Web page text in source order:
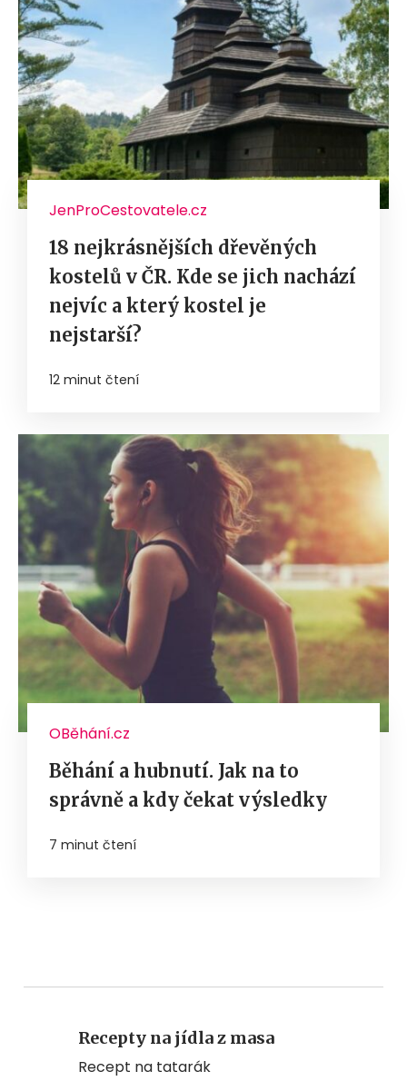
JenProCestovatele.cz
18 nejkrásnějších dřevěných
kostelů v ČR. Kde se jich nachází
nejvíc a který kostel je
nejstarší?
12 minut čtení
OBěhání.cz
Běhání a hubnutí. Jak na to
správně a kdy čekat výsledky
7 minut čtení
Recepty na jídla z masa
Recept na tatarák